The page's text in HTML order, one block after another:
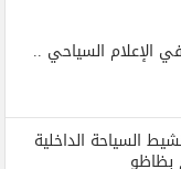
الإعلام السياحي ..
السياحة الداخلية
بظاظو